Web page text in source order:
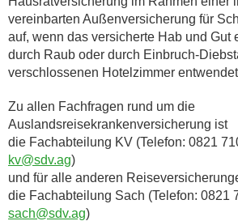
vereinbarten Außenversicherung für
auf, wenn das versicherte Hab und Gut
durch Raub oder durch Einbruch-
verschlossenen Hotelzimmer
Zu allen Fachfragen rund um die
Auslandsreisekrankenversicherung ist
die Fachabteilung KV (Telefon: 0821
kv@sdv.ag)
und für alle anderen
die Fachabteilung Sach (Telefon: 0821
sach@sdv.ag)